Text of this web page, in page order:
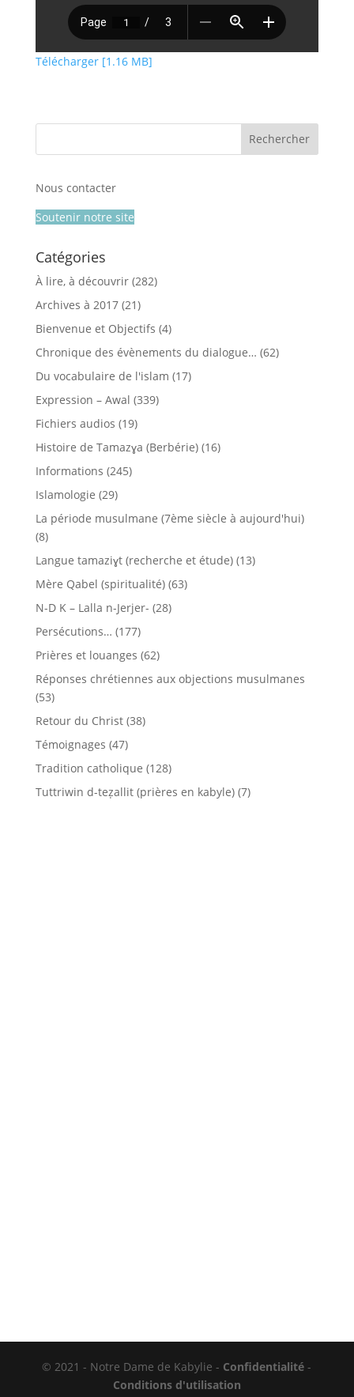
Télécharger [1.16 MB]
Nous contacter
Soutenir notre site
Catégories
À lire, à découvrir(282)
Archives à 2017(21)
Bienvenue et Objectifs (4)
Chronique des évènements du dialogue… (62)
Du vocabulaire de l'islam (17)
Expression – Awal (339)
Fichiers audios (19)
Histoire de Tamazɣa (Berbérie)(16)
Informations (245)
Islamologie (29)
La période musulmane (7ème siècle à aujourd'hui)
(8)
Langue tamaziɣt (recherche et étude)(13)
Mère Qabel (spiritualité)(63)
N-D K – Lalla n-Jerjer- (28)
Persécutions… (177)
Prières et louanges (62)
Réponses chrétiennes aux objections musulmanes
(53)
Retour du Christ(38)
Témoignages (47)
Tradition catholique (128)
Tuttriwin d-teẓallit (prières en kabyle)(7)
© 2021 - Notre Dame de Kabylie - Confidentialité -
Conditions d'utilisation